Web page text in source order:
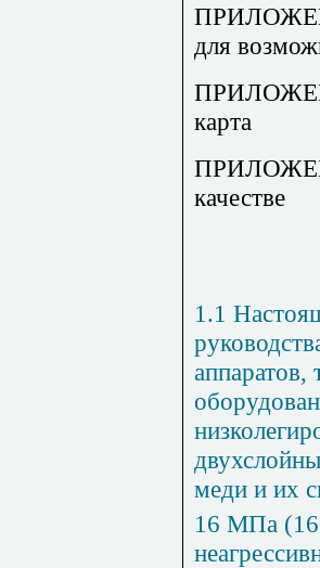
для
карта
качестве
1.1
аппаратов,
меди и их
16 МПа